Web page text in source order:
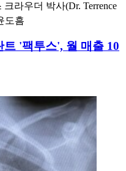
라우더 박사(Dr. Terrence
도흠
'팩투스', 월 매출 10